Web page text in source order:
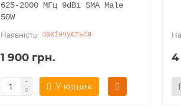
625-2000 МГц 9dBi SMA Male
50W
Закінчується
1 900 грн.
У кошик
4